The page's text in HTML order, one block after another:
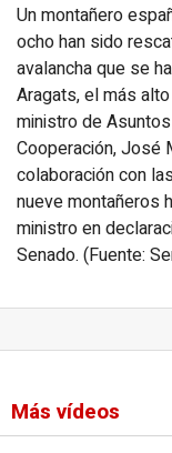
Un montañero
ocho han sido
avalancha que se
Aragats, el más
ministro de
Cooperación, José
colaboración con
nueve montañeros
ministro en
Senado. (Fuente:
Más vídeos